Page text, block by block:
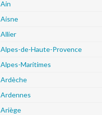
Ain
Aisne
Allier
Alpes-de-Haute-Provence
Alpes-Maritimes
Ardèche
Ardennes
Ariège